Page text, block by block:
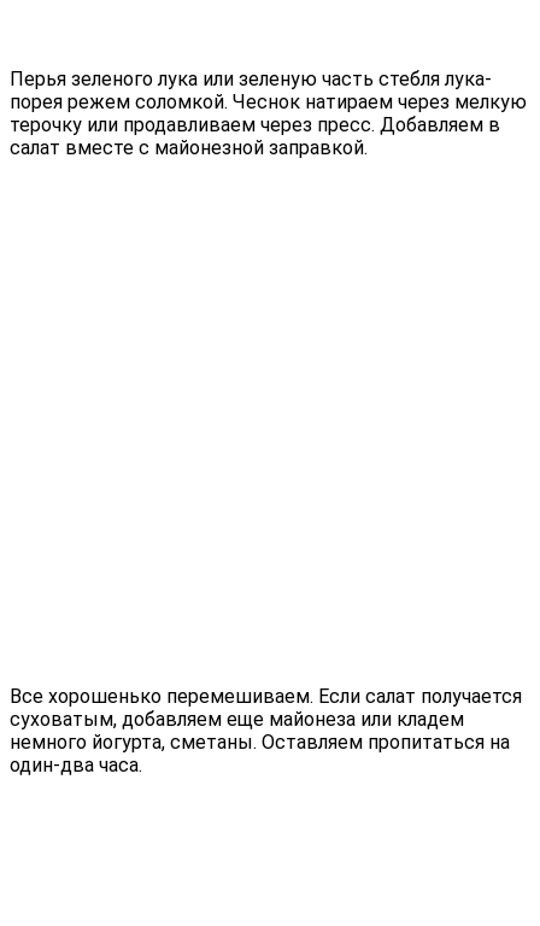
Перья зеленого лука или зеленую часть стебля лука-
порея режем соломкой. Чеснок натираем через мелкую
терочку или продавливаем через пресс. Добавляем в
салат вместе с майонезной заправкой.
Все хорошенько перемешиваем. Если салат получается
суховатым, добавляем еще майонеза или кладем
немного йогурта, сметаны. Оставляем пропитаться на
один-два часа.